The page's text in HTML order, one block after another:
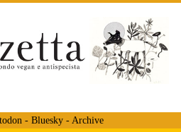
- Bluesky- Archive